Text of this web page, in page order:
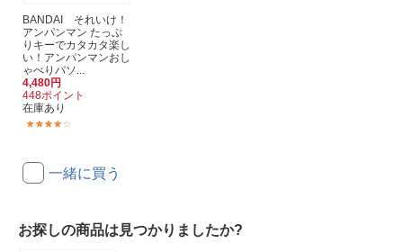
BANDAI それいけ！
アンパンマン たっぷ
りキーでカタカタ楽し
い！アンパンマンおし
ゃべりパソ...
4,480円
448ポイント
在庫あり
一緒に買う
お探しの商品は見つかりましたか?